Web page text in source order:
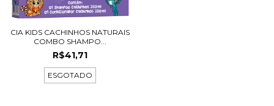
CIA KIDS CACHINHOS NATURAIS
COMBO SHAMPO...
R$41,71
ESGOTADO